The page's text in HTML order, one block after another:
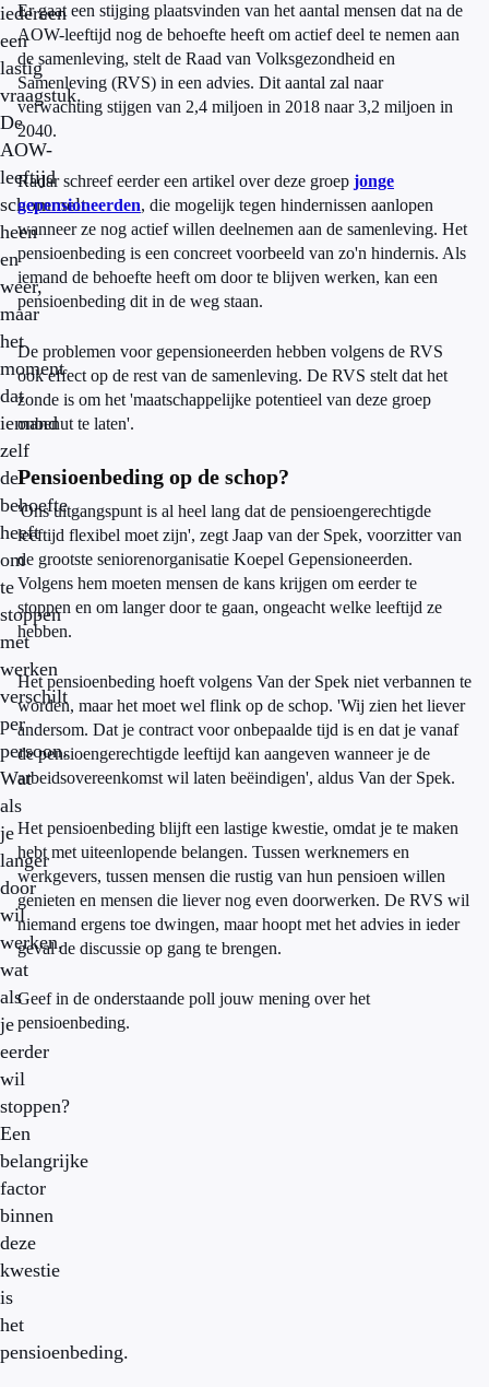
iedereen
een
lastig
vraagstuk.
De
AOW-
leeftijd
schommelt
heen
en
weer,
maar
het
moment
dat
iemand
zelf
de
behoefte
heeft
om
te
stoppen
met
werken
verschilt
per
persoon.
Wat
als
je
langer
door
wil
werken,
wat
als
je
eerder
wil
stoppen?
Een
belangrijke
factor
binnen
deze
kwestie
is
het
pensioenbeding.
Er gaat een stijging plaatsvinden van het aantal mensen dat na de
AOW-leeftijd nog de behoefte heeft om actief deel te nemen aan
de samenleving, stelt de Raad van Volksgezondheid en
Samenleving (RVS) in een advies. Dit aantal zal naar
verwachting stijgen van 2,4 miljoen in 2018 naar 3,2 miljoen in
2040.
Radar schreef eerder een artikel over deze groep jonge
gepensioneerden, die mogelijk tegen hindernissen aanlopen
wanneer ze nog actief willen deelnemen aan de samenleving. Het
pensioenbeding is een concreet voorbeeld van zo'n hindernis. Als
iemand de behoefte heeft om door te blijven werken, kan een
pensioenbeding dit in de weg staan.
De problemen voor gepensioneerden hebben volgens de RVS
ook effect op de rest van de samenleving. De RVS stelt dat het
zonde is om het 'maatschappelijke potentieel van deze groep
onbenut te laten'.
Pensioenbeding op de schop?
'Ons uitgangspunt is al heel lang dat de pensioengerechtigde
leeftijd flexibel moet zijn', zegt Jaap van der Spek, voorzitter van
de grootste seniorenorganisatie Koepel Gepensioneerden.
Volgens hem moeten mensen de kans krijgen om eerder te
stoppen en om langer door te gaan, ongeacht welke leeftijd ze
hebben.
Het pensioenbeding hoeft volgens Van der Spek niet verbannen te
worden, maar het moet wel flink op de schop. 'Wij zien het liever
andersom. Dat je contract voor onbepaalde tijd is en dat je vanaf
de pensioengerechtigde leeftijd kan aangeven wanneer je de
arbeidsovereenkomst wil laten beëindigen', aldus Van der Spek.
Het pensioenbeding blijft een lastige kwestie, omdat je te maken
hebt met uiteenlopende belangen. Tussen werknemers en
werkgevers, tussen mensen die rustig van hun pensioen willen
genieten en mensen die liever nog even doorwerken. De RVS wil
niemand ergens toe dwingen, maar hoopt met het advies in ieder
geval de discussie op gang te brengen.
Geef in de onderstaande poll jouw mening over het
pensioenbeding.